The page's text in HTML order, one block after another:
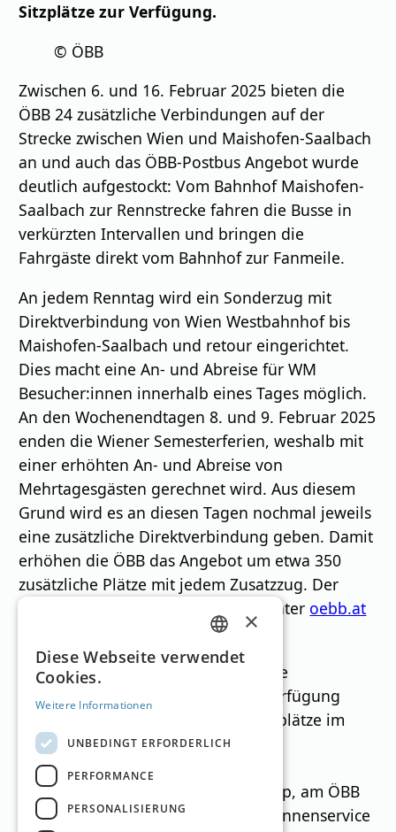
Sitzplätze zur Verfügung.
© ÖBB
Zwischen 6. und 16. Februar 2025 bieten die
ÖBB 24 zusätzliche Verbindungen auf der
Strecke zwischen Wien und Maishofen-Saalbach
an und auch das ÖBB-Postbus Angebot wurde
deutlich aufgestockt: Vom Bahnhof Maishofen-
Saalbach zur Rennstrecke fahren die Busse in
verkürzten Intervallen und bringen die
Fahrgäste direkt vom Bahnhof zur Fanmeile.
An jedem Renntag wird ein Sonderzug mit
Direktverbindung von Wien Westbahnhof bis
Maishofen-Saalbach und retour eingerichtet.
Dies macht eine An- und Abreise für WM
Besucher:innen innerhalb eines Tages möglich.
An den Wochenendtagen 8. und 9. Februar 2025
enden die Wiener Semesterferien, weshalb mit
einer erhöhten An- und Abreise von
Mehrtagesgästen gerechnet wird. Aus diesem
Grund wird es an diesen Tagen nochmal jeweils
eine zusätzliche Direktverbindung geben. Damit
erhöhen die ÖBB das Angebot um etwa 350
zusätzliche Plätze mit jedem Zusatzzug. Der
Fahrplan der WM-Sonderzüge ist unter oebb.at
Damit ausreichend Sitzplätze für alle
Zuseher:innen und Reisende zur Verfügung
stehen, empfehlen die ÖBB die Sitzplätze im
Vorhinein zu reservieren.
Sitzplatzreservierungen sind
unter
, in der ÖBB App, am ÖBB
Ticketschalter und beim ÖBB Kund:innenservice
GERMAN
×
Diese Webseite verwendet
Cookies.
Weitere Informationen
UNBEDINGT ERFORDERLICH
PERFORMANCE
PERSONALISIERUNG